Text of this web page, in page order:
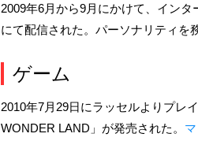
2009年6月から9月にかけて、イン
にて配信された。パーソナリティを
ゲーム
2010年7月29日にラッセルよりプレ
WONDER LAND」が発売された。